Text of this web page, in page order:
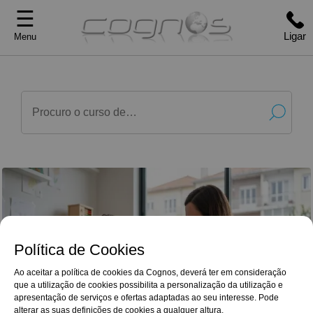
Política de Cookies
Ao aceitar a política de cookies da Cognos, deverá ter em consideração
que a utilização de cookies possibilita a personalização da utilização e
apresentação de serviços e ofertas adaptadas ao seu interesse. Pode
alterar as suas definições de cookies a qualquer altura.
☰
Menu Ligar
Google Reviews
4,9/5
Antes do curso, sentia que muitas decisões na
fábrica pareciam arbitrárias. Após concluir esta